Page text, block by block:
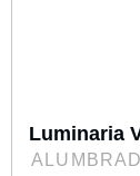
Luminaria